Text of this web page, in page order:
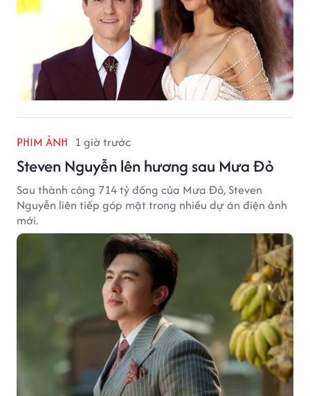
PHIM ẢNH 1 giờ trước
Steven Nguyễn lên hương sau Mưa Đỏ
Sau thành công 714 tỷ đồng của Mưa Đỏ, Steven
Nguyễn liên tiếp góp mặt trong nhiều dự án điện ảnh
mới.